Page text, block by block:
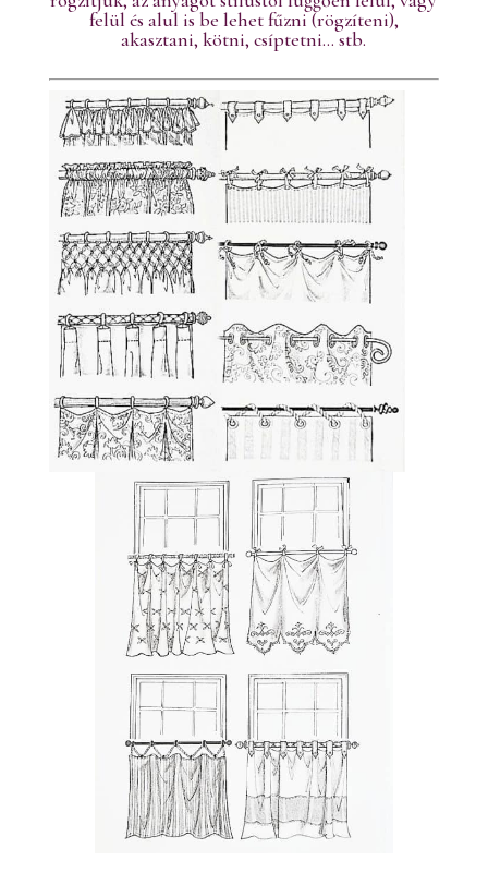
felül és alul is be lehet fűzni (rögzíteni),
akasztani, kötni, csíptetni… stb.